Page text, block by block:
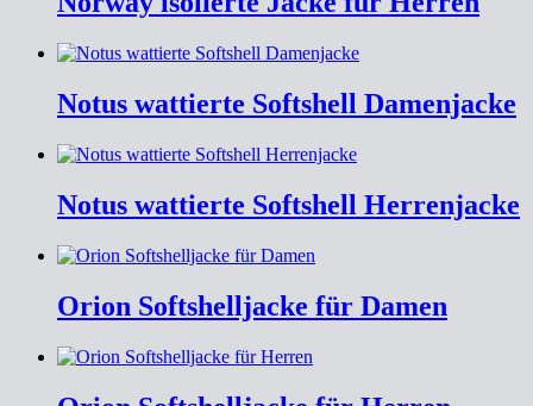
Notus wattierte Softshell Damenjacke
Notus wattierte Softshell Herrenjacke
Orion Softshelljacke für Damen